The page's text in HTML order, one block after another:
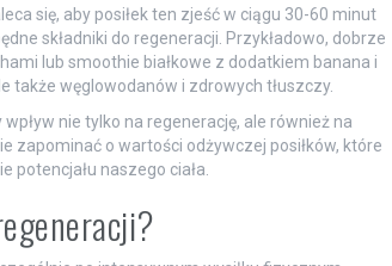
się, aby posiłek ten zjeść w ciągu 30-60 minut
składniki do regeneracji. Przykładowo, dobrze
lub smoothie białkowe z dodatkiem banana i
także węglowodanów i zdrowych tłuszczy.
nie tylko na regenerację, ale również na
zapominać o wartości odżywczej posiłków, które
naszego ciała.